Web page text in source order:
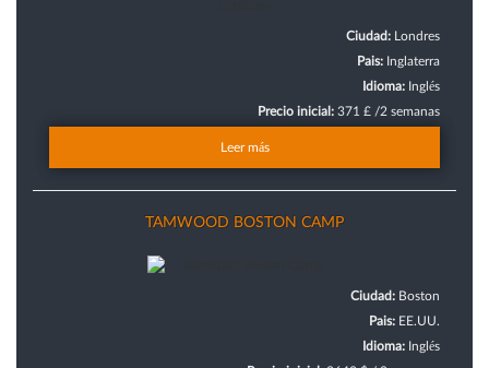
Ciudad: Londres
Pais: Inglaterra
Idioma: Inglés
Precio inicial: 371 £ /2 semanas
Leer más
TAMWOOD BOSTON CAMP
Ciudad: Boston
Pais: EE.UU.
Idioma: Inglés